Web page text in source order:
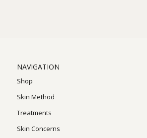
NAVIGATION
Shop
Skin Method
Treatments
Skin Concerns